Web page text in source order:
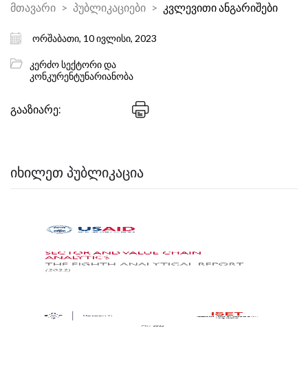
მთავარი პუბლიკაციები კვლევითი ანგარიშები
ორშაბათი, 10 ივლისი, 2023
კერძო სექტორი და
კონკურენტუნარიანობა
გააზიარე:
ᲘᲮᲘᲚᲔᲗ ᲞᲣᲑᲚᲘᲙᲐᲪᲘᲐ